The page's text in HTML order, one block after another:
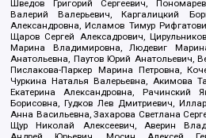
Шведов Григорий Сергеевич,
Валерий Валерьевич, Каргалицкий
Александровна, Исламов Тимур
Щаров Сергей Алексадрович,
Марина Владимировна, Людевиг
Анатольевна, Паутов Юрий Анатольевич,
Пислакова-Паркер Марина Петровна,
Чуркина Наталья Валерьевна, Акимова
Екатерина Александровна, Рачинский
Борисовна, Гудков Лев Дмитриевич,
Анна Васильевна, Захарова Светлана
Щур Николай Алексеевич, Аверин